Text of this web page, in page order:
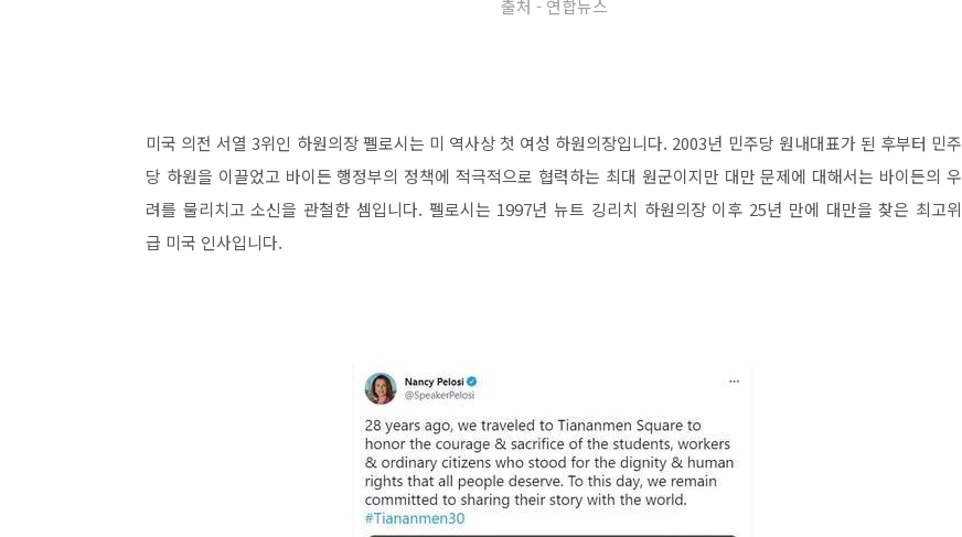
출처 - 연합뉴스
미국 의전 서열 3위인 하원의장 펠로시는 미 역사상 첫 여성 하원의장입니다. 2003년 민주당 원내대표가 된 후부터 민주
당 하원을 이끌었고 바이든 행정부의 정책에 적극적으로 협력하는 최대 원군이지만 대만 문제에 대해서는 바이든의 우
려를 물리치고 소신을 관철한 셈입니다. 펠로시는 1997년 뉴트 깅리치 하원의장 이후 25년 만에 대만을 찾은 최고위
급 미국 인사입니다.